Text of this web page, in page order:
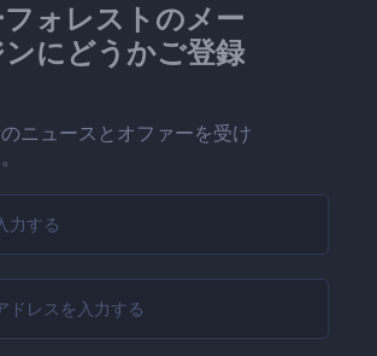
ォレストのメー
にどうかご登録
ニュースとオファーを受け